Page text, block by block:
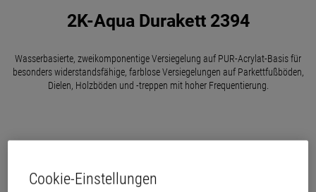
2K-Aqua Durakett 2394
Wasserbasierte, zweikomponentige Versiegelung auf PUR-Acrylat-Basis für
besonders widerstandsfähige, farblose Versiegelungen auf Parkettfußböden,
Dielen, Holzböden und -treppen mit hoher Frequentierung.
Cookie-Einstellungen